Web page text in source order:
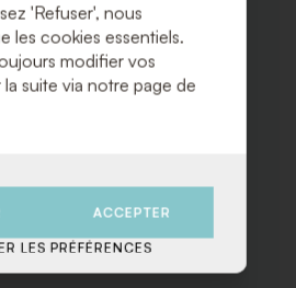
'Refuser', nous
les cookies essentiels.
modifier vos
la suite via notre page de
ACCEPTER
LES PRÉFÉRENCES